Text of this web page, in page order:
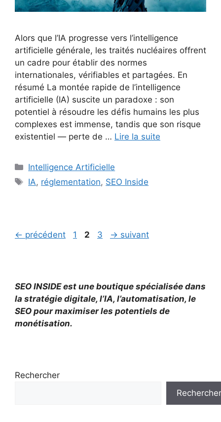
Alors que l’IA progresse vers l’intelligence
artificielle générale, les traités nucléaires offrent
un cadre pour établir des normes
internationales, vérifiables et partagées. En
résumé La montée rapide de l’intelligence
artificielle (IA) suscite un paradoxe : son
potentiel à résoudre les défis humains les plus
complexes est immense, tandis que son risque
existentiel — perte de … Lire la suite
Catégories
Intelligence Artificielle
Étiquettes
IA, réglementation, SEO Inside
← précédent Page
1 Page
2 Page
3 → suivant
SEO INSIDE est une boutique spécialisée dans
la stratégie digitale, l’IA, l’automatisation, le
SEO pour maximiser les potentiels de
monétisation.
Rechercher
Rechercher